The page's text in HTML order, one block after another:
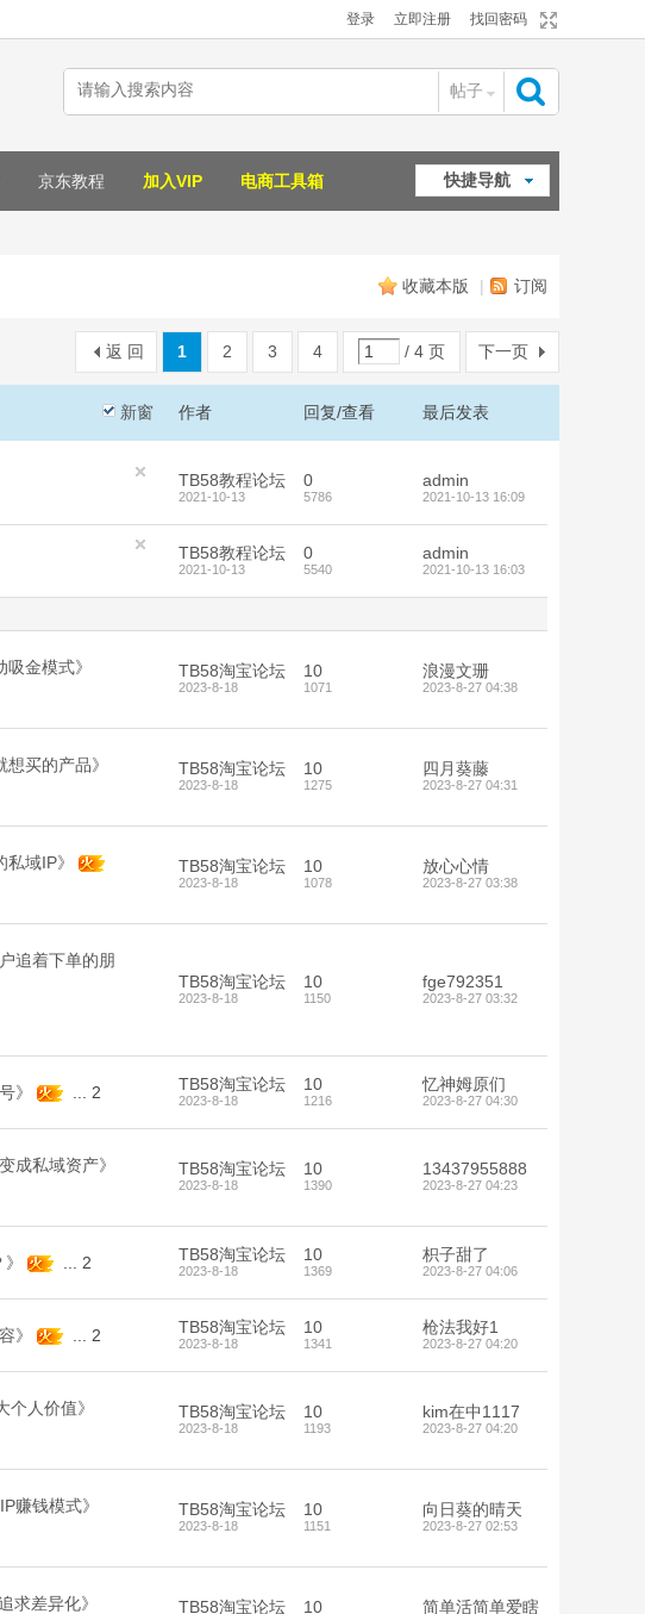
登录 立即注册 找回密码
帖子
快捷导航
京东教程 加入VIP 电商工具箱
收藏本版 | 订阅
1 2 3 4 / 4 页 下一页
返 回
新窗 作者 回复/查看 最后发表
TB58教程论坛
2021-10-13
0
5786
admin
2021-10-13 16:09
TB58教程论坛
2021-10-13
0
5540
admin
2021-10-13 16:03
金模式》 TB58淘宝论坛
2023-8-18
10
1071
浪漫文珊
2023-8-27 04:38
买的产品》 TB58淘宝论坛
2023-8-18
10
1275
四月葵藤
2023-8-27 04:31
域IP》 TB58淘宝论坛
2023-8-18
10
1078
放心心情
2023-8-27 03:38
追着下单的朋
TB58淘宝论坛
2023-8-18
10
1150
fge792351
2023-8-27 03:32
》 2 TB58淘宝论坛
2023-8-18
10
1216
忆神姆原们
2023-8-27 04:30
成私域资产》 TB58淘宝论坛
2023-8-18
10
1390
13437955888
2023-8-27 04:23
2 TB58淘宝论坛
2023-8-18
10
1369
枳子甜了
2023-8-27 04:06
》 2 TB58淘宝论坛
2023-8-18
10
1341
枪法我好1
2023-8-27 04:20
人价值》 TB58淘宝论坛
2023-8-18
10
1193
kim在中1117
2023-8-27 04:20
赚钱模式》 TB58淘宝论坛
2023-8-18
10
1151
向日葵的晴天
2023-8-27 02:53
求差异化》 TB58淘宝论坛 10 简单活简单爱瞎